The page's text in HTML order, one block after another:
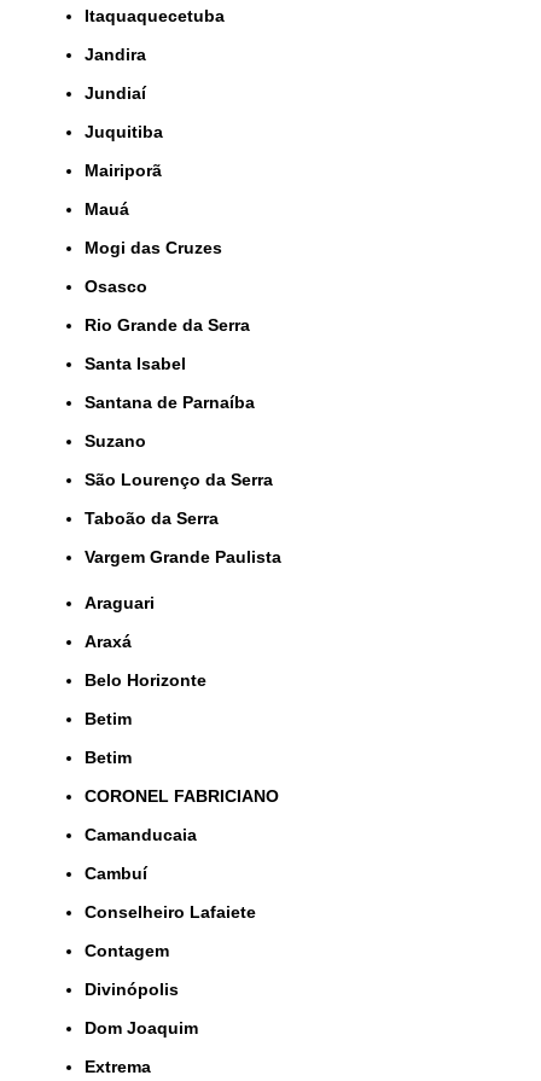
Itaquaquecetuba
Jandira
Jundiaí
Juquitiba
Mairiporã
Mauá
Mogi das Cruzes
Osasco
Rio Grande da Serra
Santa Isabel
Santana de Parnaíba
Suzano
São Lourenço da Serra
Taboão da Serra
Vargem Grande Paulista
Araguari
Araxá
Belo Horizonte
Betim
Betim
CORONEL FABRICIANO
Camanducaia
Cambuí
Conselheiro Lafaiete
Contagem
Divinópolis
Dom Joaquim
Extrema